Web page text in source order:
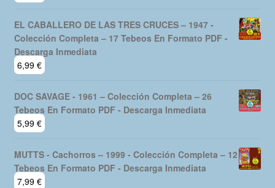
EL CABALLERO DE LAS TRES CRUCES – 1947 -
Colección Completa – 17 Tebeos En Formato PDF -
Descarga Inmediata
6,99 €
DOC SAVAGE - 1961 – Colección Completa – 26
Tebeos En Formato PDF - Descarga Inmediata
5,99 €
MUTTS - Cachorros – 1999 - Colección Completa – 12
Tebeos En Formato PDF - Descarga Inmediata
7,99 €